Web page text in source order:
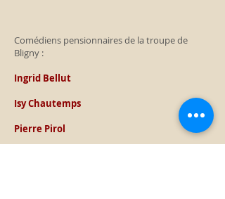
Comédiens pensionnaires de la troupe de
Bligny :
Ingrid Bellut
Isy Chautemps
Pierre Pirol